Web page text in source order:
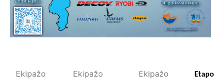
Ekipažo
Ekipažo
Ekipažo
Etapo